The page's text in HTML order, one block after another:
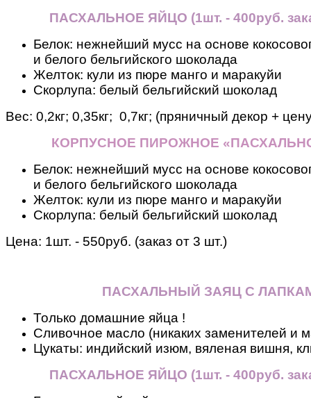
ПАСХАЛЬНОЕ ЯЙЦО (1шт. - 400руб.
Белок: нежнейший мусс на основе
и белого бельгийского шоколада
Желток: кули из пюре манго и маракуйи
Скорлупа: белый бельгийский шоколад
Вес: 0,2кг; 0,35кг; 0,7кг; (пряничный декор +
КОРПУСНОЕ ПИРОЖНОЕ
Белок: нежнейший мусс на основе
и белого бельгийского шоколада
Желток: кули из пюре манго и маракуйи
Скорлупа: белый бельгийский шоколад
Цена: 1шт. - 550руб. (заказ от 3 шт.)
ПАСХАЛЬНЫЙ ЗАЯЦ С
Только домашние яйца !
Сливочное масло (никаких заменителей и
Цукаты: индийский изюм, вяленая вишня,
ПАСХАЛЬНОЕ ЯЙЦО (1шт. - 400руб.